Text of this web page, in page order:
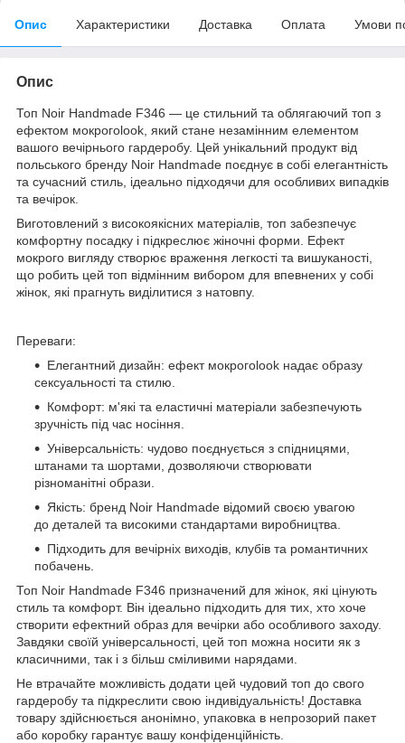
Опис Характеристики Доставка Оплата Умови
Опис
Топ Noir Handmade F346 — це стильний та облягаючий топ з
ефектом мокрогоlook, який стане незамінним елементом
вашого вечірнього гардеробу. Цей унікальний продукт від
польського бренду Noir Handmade поєднує в собі елегантність
та сучасний стиль, ідеально підходячи для особливих випадків
та вечірок.
Виготовлений з високоякісних матеріалів, топ забезпечує
комфортну посадку і підкреслює жіночні форми. Ефект
мокрого вигляду створює враження легкості та вишуканості,
що робить цей топ відмінним вибором для впевнених у собі
жінок, які прагнуть виділитися з натовпу.
Переваги:
Елегантний дизайн: ефект мокрогоlook надає образу
сексуальності та стилю.
Комфорт: м'які та еластичні матеріали забезпечують
зручність під час носіння.
Універсальність: чудово поєднується з спідницями,
штанами та шортами, дозволяючи створювати
різноманітні образи.
Якість: бренд Noir Handmade відомий своєю увагою
до деталей та високими стандартами виробництва.
Підходить для вечірніх виходів, клубів та романтичних
побачень.
Топ Noir Handmade F346 призначений для жінок, які цінують
стиль та комфорт. Він ідеально підходить для тих, хто хоче
створити ефектний образ для вечірки або особливого заходу.
Завдяки своїй універсальності, цей топ можна носити як з
класичними, так і з більш сміливими нарядами.
Не втрачайте можливість додати цей чудовий топ до свого
гардеробу та підкреслити свою індивідуальність! Доставка
товару здійснюється анонімно, упаковка в непрозорий пакет
або коробку гарантує вашу конфіденційність.